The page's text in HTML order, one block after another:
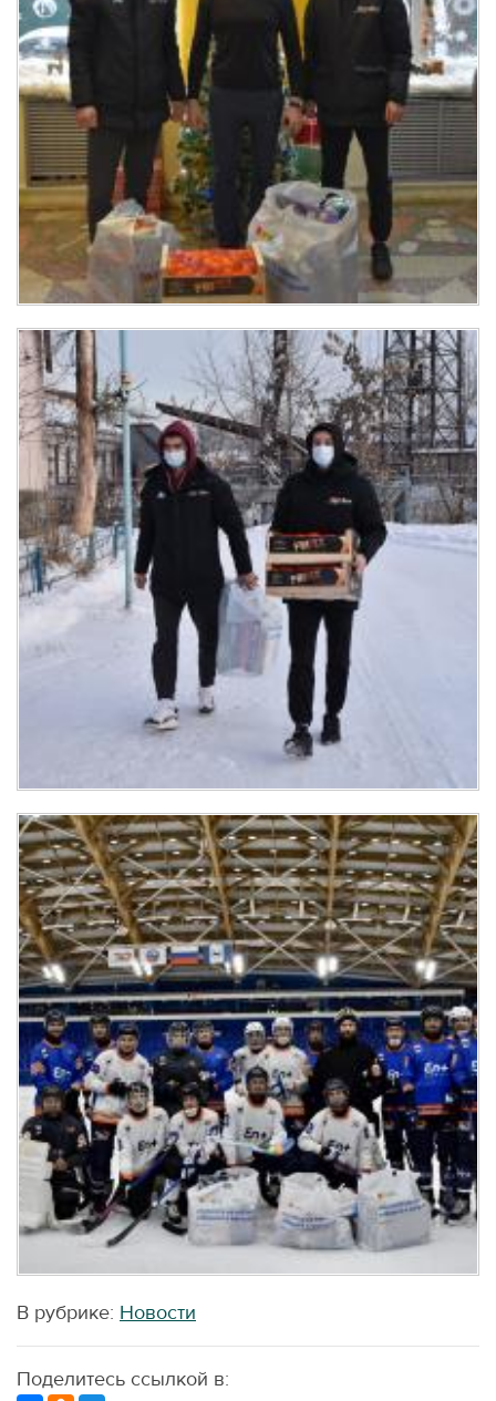
В рубрике: Новости
Поделитесь ссылкой в: